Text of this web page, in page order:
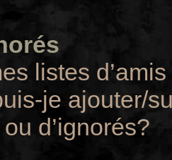
listes
je ajouter/
d’ignorés?